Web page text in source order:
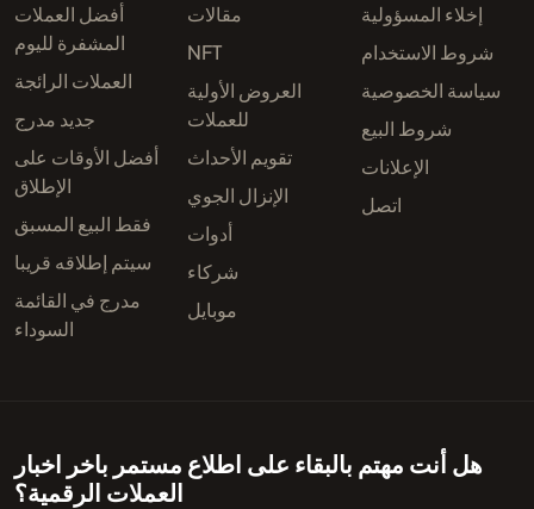
أفضل العملات
المشفرة لليوم
العملات الرائجة
جديد مدرج
أفضل الأوقات على
الإطلاق
فقط البيع المسبق
سيتم إطلاقه قريبا
مدرج في القائمة
السوداء
مقالات
NFT
العروض الأولية
للعملات
تقويم الأحداث
الإنزال الجوي
أدوات
شركاء
موبايل
إخلاء المسؤولية
شروط الاستخدام
سياسة الخصوصية
شروط البيع
الإعلانات
اتصل
هل أنت مهتم بالبقاء على اطلاع مستمر باخر اخبار
العملات الرقمية؟